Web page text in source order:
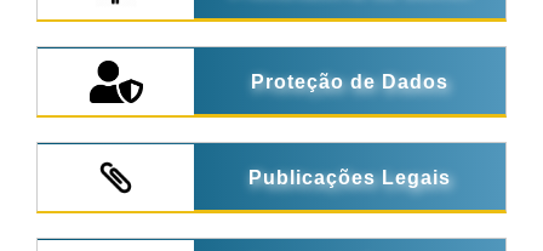
Proteção de Dados
Publicações Legais